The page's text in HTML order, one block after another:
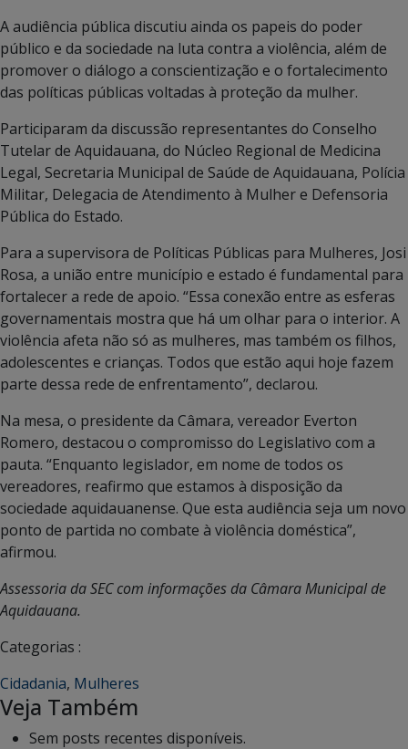
A audiência pública discutiu ainda os papeis do poder
público e da sociedade na luta contra a violência, além de
promover o diálogo a conscientização e o fortalecimento
das políticas públicas voltadas à proteção da mulher.
Participaram da discussão representantes do Conselho
Tutelar de Aquidauana, do Núcleo Regional de Medicina
Legal, Secretaria Municipal de Saúde de Aquidauana, Polícia
Militar, Delegacia de Atendimento à Mulher e Defensoria
Pública do Estado.
Para a supervisora de Políticas Públicas para Mulheres, Josi
Rosa, a união entre município e estado é fundamental para
fortalecer a rede de apoio. “Essa conexão entre as esferas
governamentais mostra que há um olhar para o interior. A
violência afeta não só as mulheres, mas também os filhos,
adolescentes e crianças. Todos que estão aqui hoje fazem
parte dessa rede de enfrentamento”, declarou.
Na mesa, o presidente da Câmara, vereador Everton
Romero, destacou o compromisso do Legislativo com a
pauta. “Enquanto legislador, em nome de todos os
vereadores, reafirmo que estamos à disposição da
sociedade aquidauanense. Que esta audiência seja um novo
ponto de partida no combate à violência doméstica”,
afirmou.
Assessoria da SEC com informações da Câmara Municipal de
Aquidauana.
Categorias :
Cidadania, Mulheres
Veja Também
Sem posts recentes disponíveis.